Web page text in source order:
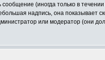
(иногда только в
надпись, она показывает
или модератор (они